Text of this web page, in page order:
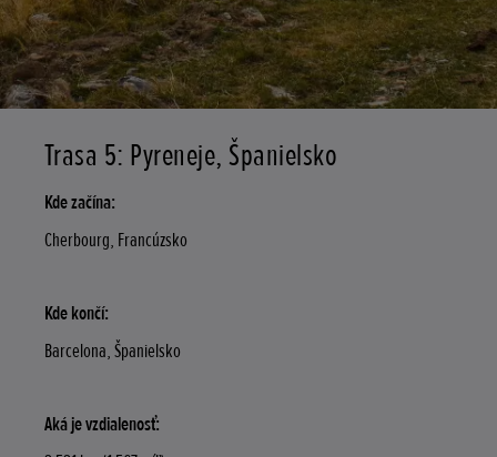
Trasa 5: Pyreneje, Španielsko
Kde začína:
Cherbourg, Francúzsko
Kde končí:
Barcelona, Španielsko
Aká je vzdialenosť: